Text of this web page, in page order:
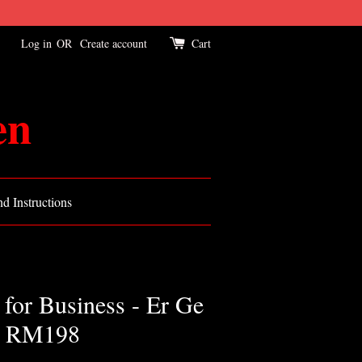
Log in OR Create account Cart
Instructions
Business - Er Ge